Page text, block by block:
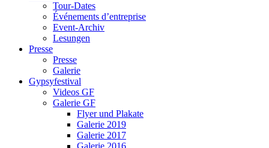
Tour-Dates
Événements d’entreprise
Event-Archiv
Lesungen
Presse
Presse
Galerie
Gypsyfestival
Videos GF
Galerie GF
Flyer und Plakate
Galerie 2019
Galerie 2017
Galerie 2016